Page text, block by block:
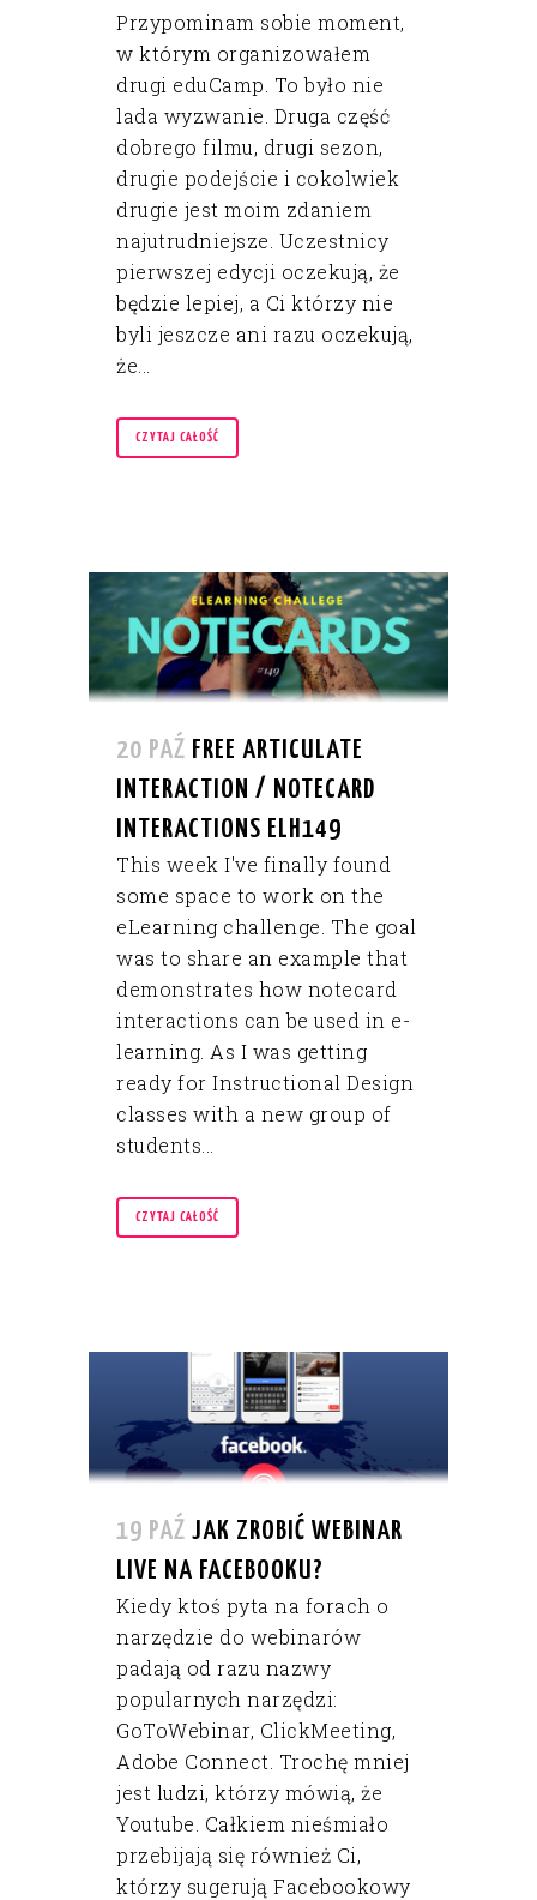
Przypominam sobie moment,
w którym organizowałem
drugi eduCamp. To było nie
lada wyzwanie. Druga część
dobrego filmu, drugi sezon,
drugie podejście i cokolwiek
drugie jest moim zdaniem
najutrudniejsze. Uczestnicy
pierwszej edycji oczekują, że
będzie lepiej, a Ci którzy nie
byli jeszcze ani razu oczekują,
że...
CZYTAJ CAŁOŚĆ
20 PAŹ FREE ARTICULATE
INTERACTION / NOTECARD
INTERACTIONS ELH149
This week I've finally found
some space to work on the
eLearning challenge. The goal
was to share an example that
demonstrates how notecard
interactions can be used in e-
learning. As I was getting
ready for Instructional Design
classes with a new group of
students...
CZYTAJ CAŁOŚĆ
19 PAŹ JAK ZROBIĆ WEBINAR
LIVE NA FACEBOOKU?
Kiedy ktoś pyta na forach o
narzędzie do webinarów
padają od razu nazwy
popularnych narzędzi:
GoToWebinar, ClickMeeting,
Adobe Connect. Trochę mniej
jest ludzi, którzy mówią, że
Youtube. Całkiem nieśmiało
przebijają się również Ci,
którzy sugerują Facebookowy